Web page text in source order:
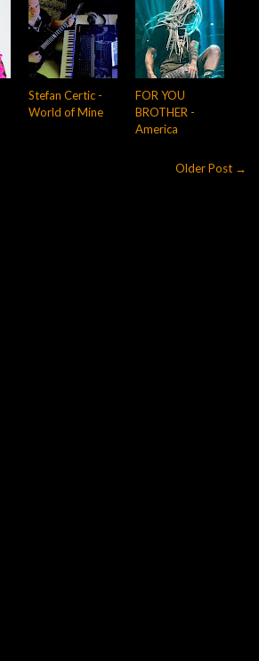
Stefan Certic -
World of Mine
FOR YOU
BROTHER -
America
Older Post →